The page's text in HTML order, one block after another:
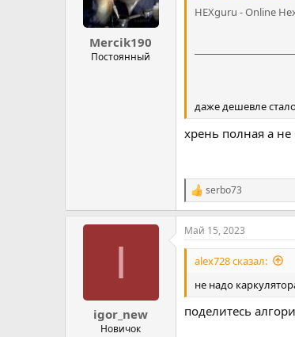
Mercik190
Постоянный
HEXguru - Online
даже дешевле
хрень полная а не
Р
е
а
к
ц
и
serbo73
I
igor_new
Новичок
Май 15, 2023
alex728 сказал:
не надо
поделитесь